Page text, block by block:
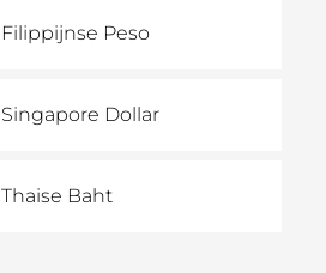
Filippijnse Peso
Singapore Dollar
Thaise Baht